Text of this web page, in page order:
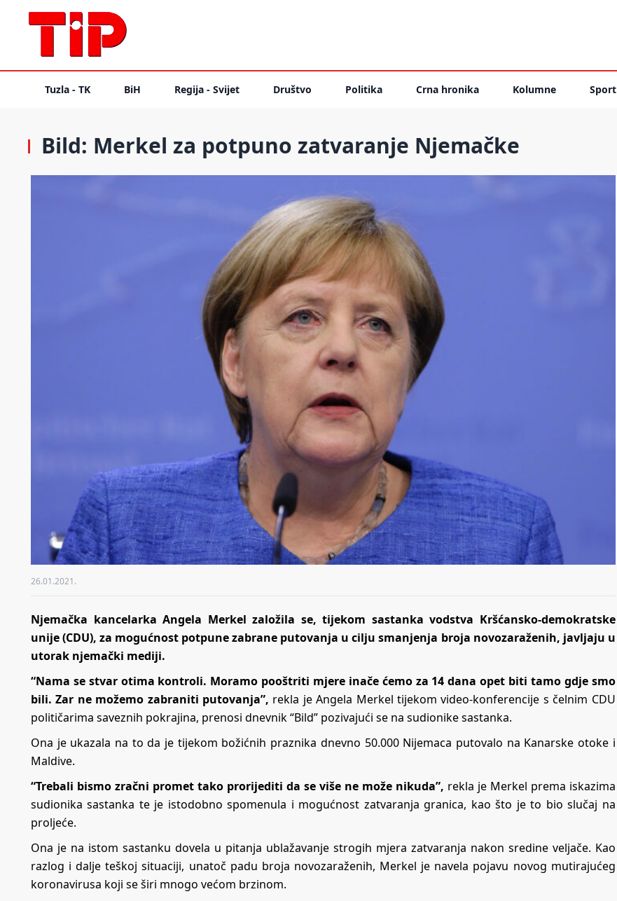
Tuzla - TK BiH Regija - Svijet Društvo Politika Crna hronika Kolumne Sport
Bild: Merkel za potpuno zatvaranje Njemačke
26.01.2021.
Njemačka kancelarka Angela Merkel založila se, tijekom sastanka vodstva Kršćansko-demokratske
unije (CDU), za mogućnost potpune zabrane putovanja u cilju smanjenja broja novozaraženih, javljaju u
utorak njemački mediji.
“Nama se stvar otima kontroli. Moramo pooštriti mjere inače ćemo za 14 dana opet biti tamo gdje smo
bili. Zar ne možemo zabraniti putovanja”, rekla je Angela Merkel tijekom video-konferencije s čelnim CDU
političarima saveznih pokrajina, prenosi dnevnik “Bild” pozivajući se na sudionike sastanka.
Ona je ukazala na to da je tijekom božićnih praznika dnevno 50.000 Nijemaca putovalo na Kanarske otoke i
Maldive.
“Trebali bismo zračni promet tako prorijediti da se više ne može nikuda”, rekla je Merkel prema iskazima
sudionika sastanka te je istodobno spomenula i mogućnost zatvaranja granica, kao što je to bio slučaj na
proljeće.
Ona je na istom sastanku dovela u pitanja ublažavanje strogih mjera zatvaranja nakon sredine veljače. Kao
razlog i dalje teškoj situaciji, unatoč padu broja novozaraženih, Merkel je navela pojavu novog mutirajućeg
koronavirusa koji se širi mnogo većom brzinom.